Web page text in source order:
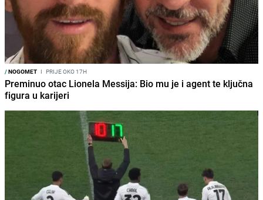
/NOGOMET I PRIJE OKO 17H
Preminuo otac Lionela Messija: Bio mu je i agent te ključna
figura u karijeri